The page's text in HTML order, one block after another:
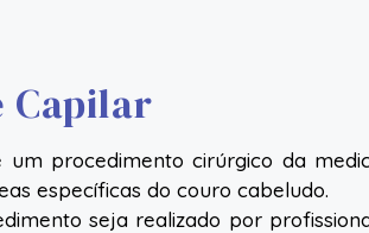
Capilar
procedimento cirúrgico da
específicas do couro cabeludo.
seja realizado por